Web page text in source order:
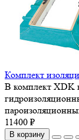
Комплект
В комплект XDK
11400 ₽
В корзину